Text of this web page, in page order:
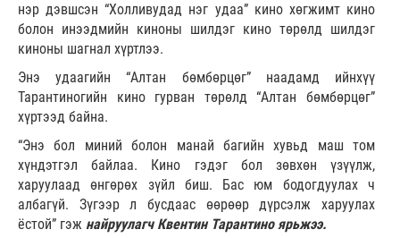
нэр дэвшсэн “Холливудад нэг удаа” кино хөгжимт кино
болон инээдмийн киноны шилдэг кино төрөлд шилдэг
киноны шагнал хүртлээ.
Энэ удаагийн “Алтан бөмбөрцөг” наадамд ийнхүү
Тарантиногийн кино гурван төрөлд “Алтан бөмбөрцөг”
хүртээд байна.
“Энэ бол миний болон манай багийн хувьд маш том
хүндэтгэл байлаа. Кино гэдэг бол зөвхөн үзүүлж,
харуулаад өнгөрөх зүйл биш. Бас юм бодогдуулах ч
албагүй. Зүгээр л бусдаас өөрөөр дүрсэлж харуулах
ёстой” гэж найруулагч Квентин Тарантино ярьжээ.